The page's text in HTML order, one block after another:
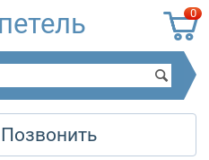
0
Позвонить